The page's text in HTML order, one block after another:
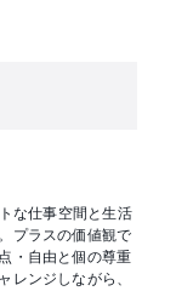
な仕事空間と生活
プラスの価値観で
・自由と個の尊重
レンジしながら、